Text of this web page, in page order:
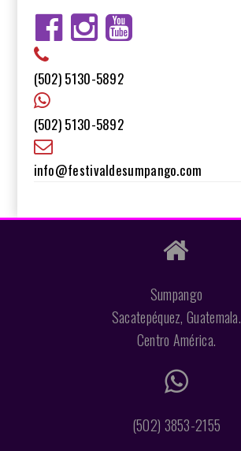
(502) 5130-5892
(502) 5130-5892
info@festivaldesumpango.com
Sumpango
Sacatepéquez, Guatemala.
Centro América.
(502) 3853-2155